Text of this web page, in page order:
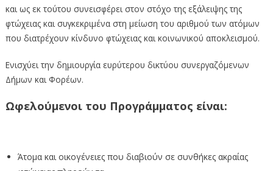
και ως εκ τούτου συνεισφέρει στον στόχο της εξάλειψης της
φτώχειας και συγκεκριμένα στη μείωση του αριθμού των ατόμων
που διατρέχουν κίνδυνο φτώχειας και κοινωνικού αποκλεισμού.
Ενισχύει την δημιουργία ευρύτερου δικτύου συνεργαζόμενων
Δήμων και Φορέων.
Ωφελούμενοι του Προγράμματος είναι:
Άτομα και οικογένειες που διαβιούν σε συνθήκες ακραίας